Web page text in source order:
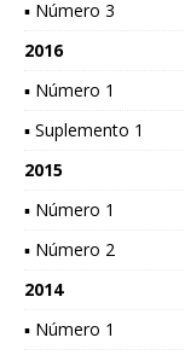
▪ Número 3
2016
▪ Número 1
▪ Suplemento 1
2015
▪ Número 1
▪ Número 2
2014
▪ Número 1